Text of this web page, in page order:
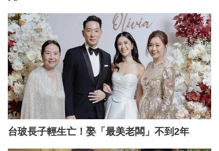
台玻長子輕生亡！娶「最美老闆」不到2年